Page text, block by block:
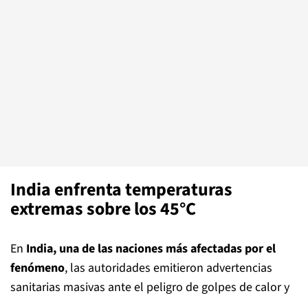
India enfrenta temperaturas
extremas sobre los 45°C
En India, una de las naciones más afectadas por el
fenómeno, las autoridades emitieron advertencias
sanitarias masivas ante el peligro de golpes de calor y